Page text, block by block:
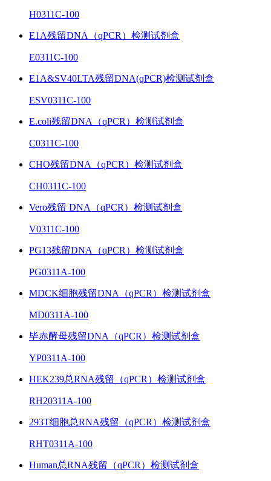
H0311C-100
E1A残留DNA（qPCR）检测试剂盒
E0311C-100
E1A&SV40LTA残留DNA(qPCR)检测试剂盒
ESV0311C-100
E.coli残留DNA（qPCR）检测试剂盒
C0311C-100
CHO残留DNA（qPCR）检测试剂盒
CH0311C-100
Vero残留 DNA（qPCR）检测试剂盒
V0311C-100
PG13残留DNA（qPCR）检测试剂盒
PG0311A-100
MDCK细胞残留DNA（qPCR）检测试剂盒
MD0311A-100
毕赤酵母残留DNA（qPCR）检测试剂盒
YP0311A-100
HEK239总RNA残留（qPCR）检测试剂盒
RH20311A-100
293T细胞总RNA残留（qPCR）检测试剂盒
RHT0311A-100
Human总RNA残留（qPCR）检测试剂盒